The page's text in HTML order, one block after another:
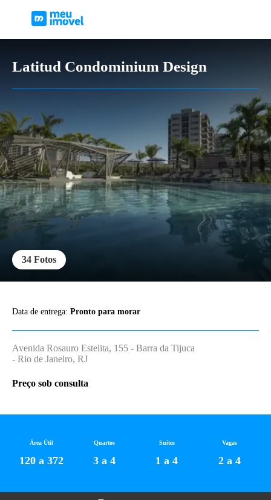
Latitud Condominium Design
34 Fotos
Área Útil
120 a 372
Quartos
3 a 4
Suítes
1 a 4
Vagas
2 a 4
Data de entrega: Pronto para morar
Avenida Rosauro Estelita, 155 - Barra da Tijuca
- Rio de Janeiro, RJ
Preço sob consulta